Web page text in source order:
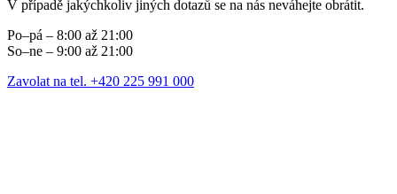
V případě jakýchkoliv jiných dotazů se na nás neváhejte obrátit.
Po–pá – 8:00 až 21:00
So–ne – 9:00 až 21:00
Zavolat na tel. +420 225 991 000